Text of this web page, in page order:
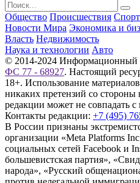
Общество Происшествия Спорт
Новости Мира Экономика и
Власть Недвижимость
Наука и технологии Авто
© 2014-2024 Информационный
ФС 77 - 68927. Настоящий
18+. Использование
никаких претензий со
редакции может не совпадать
Контакты редакции: +7 (495)
В России признаны
организации «Meta Platforms
социальных сетей Facebook и
большевистская партия»,
народа», «Русский